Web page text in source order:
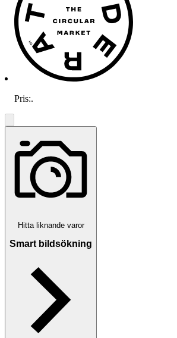
Pris:.
Hitta liknande varor
Smart bildsökning